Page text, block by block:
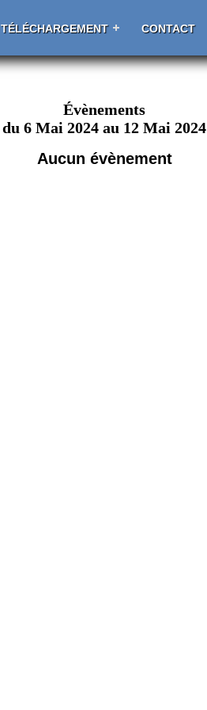
TÉLÉCHARGEMENT CONTACT
Évènements
du 6 Mai 2024 au 12 Mai 2024
Aucun évènement